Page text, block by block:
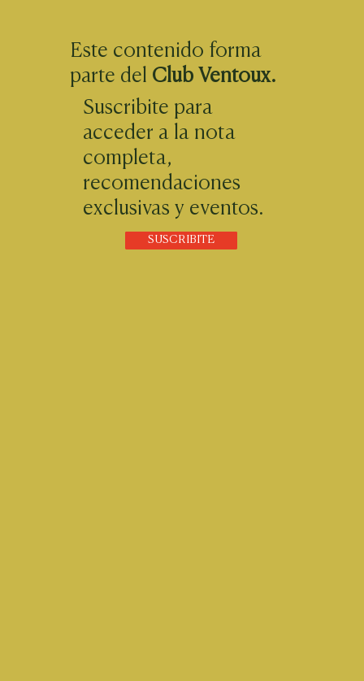
Este contenido forma
parte del Club Ventoux.
Suscribite para
acceder a la nota
completa,
recomendaciones
exclusivas y eventos.
SUSCRIBITE